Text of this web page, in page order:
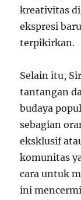
kreativitas
ekspresi
terpikirkan.
Selain itu,
tantangan
budaya
sebagian
eksklusif
komunitas
cara untuk
ini